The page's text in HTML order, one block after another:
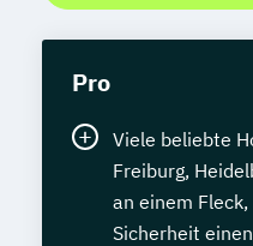
Pro
Viele beliebte
Freiburg,
an einem
Sicherheit